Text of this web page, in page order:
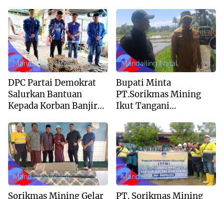
Banjir
Mandailing Natal
DPC Partai Demokrat
Salurkan Bantuan
Kepada Korban Banjir
Mandailing Natal
Bupati Minta
PT.Sorikmas Mining
Ikut Tangani
Sibontar, Desa Bonan
Dolok
Mandailing Natal
Sorikmas Mining Gelar
Mandailing Natal
PT. Sorikmas Mining